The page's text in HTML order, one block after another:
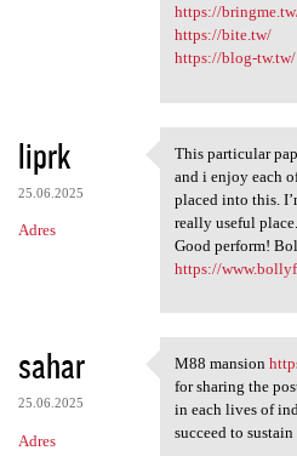
https://
https://bite.tw/
https://blog-tw.tw/
liprk
25.06.2025
Adres
This particular
This particular
and i enjoy each
placed into this.
really useful
Good perform!
https://
sahar
25.06.2025
Adres
M88 mansion
M88 mansion
for sharing the
in each lives of
succeed to